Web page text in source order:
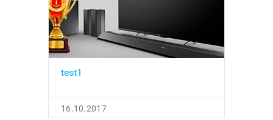
test1
16.10.2017